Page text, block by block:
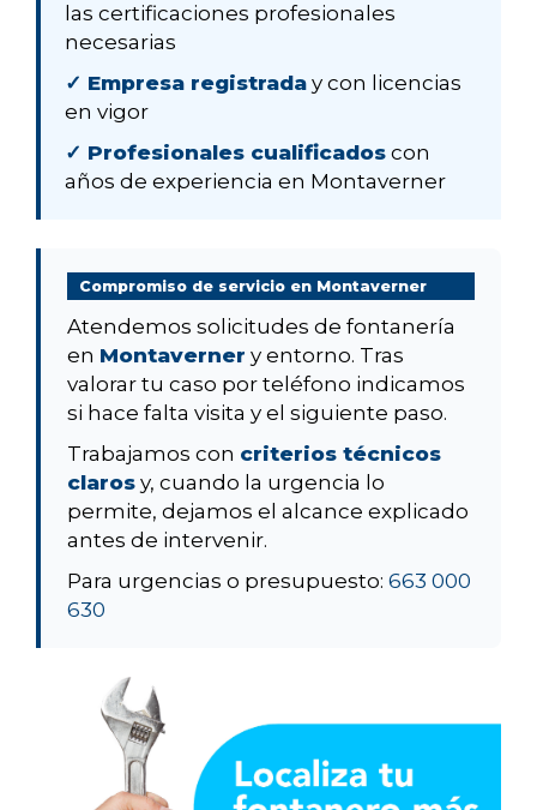
las certificaciones profesionales
necesarias
✓ Empresa registrada y con licencias
en vigor
✓ Profesionales cualificados con
años de experiencia en Montaverner
Compromiso de servicio en Montaverner
Atendemos solicitudes de fontanería
en Montaverner y entorno. Tras
valorar tu caso por teléfono indicamos
si hace falta visita y el siguiente paso.
Trabajamos con criterios técnicos
claros y, cuando la urgencia lo
permite, dejamos el alcance explicado
antes de intervenir.
Para urgencias o presupuesto: 663 000
630